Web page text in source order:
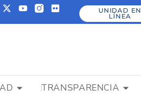
UNIDAD EN
LÍNEA
TRANSPARENCIA